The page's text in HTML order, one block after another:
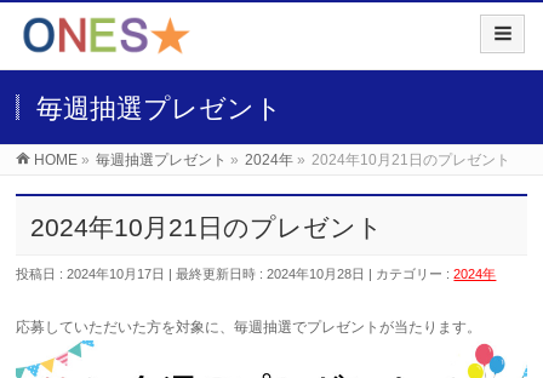
毎週抽選プレゼント
HOME » 毎週抽選プレゼント » 2024年 » 2024年10月21日のプレゼント
2024年10月21日のプレゼント
投稿日 : 2024年10月17日 最終更新日時 : 2024年10月28日 カテゴリー :2024年
応募していただいた方を対象に、毎週抽選でプレゼントが当たります。